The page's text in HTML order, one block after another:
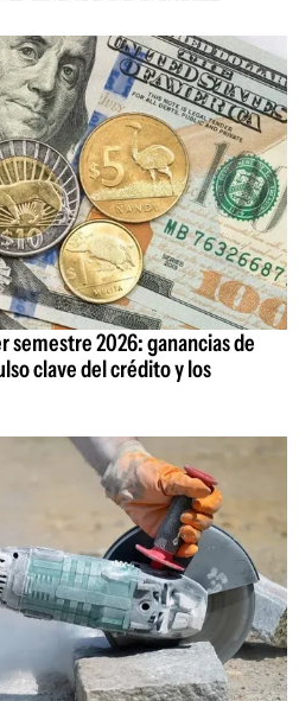
semestre 2026: ganancias de
clave del crédito y los